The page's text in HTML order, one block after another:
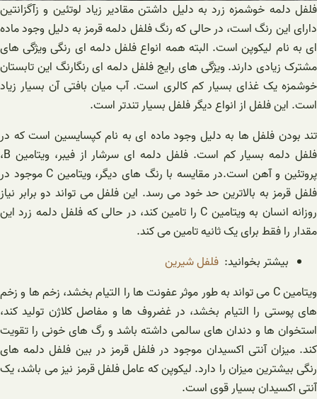
فلفل دلمه خوشمزه زرد به دلیل داشتن مقادیر زیاد لوتئین و زآگزانتین
دارای این رنگ است، در حالی که رنگ فلفل دلمه قرمز به دلیل وجود ماده
ای به نام لیکوپن است. البته همه انواع فلفل دلمه ای رنگی ویژگی های
مشترک زیادی دارند. ویژگی های رایج فلفل دلمه ای رنگارنگ این تابستان
خوشمزه یک غذای بسیار کم کالری است. آب میان بافتی آن بسیار زیاد
است. این فلفل از انواع دیگر فلفل بسیار تندتر است.
تند بودن فلفل ها به دلیل وجود ماده ای به نام کپسایسین است که در
فلفل دلمه بسیار کم است. فلفل دلمه ای سرشار از فیبر، ویتامین B،
پروتئین و آهن است.در مقایسه با رنگ های دیگر، ویتامین C موجود در
فلفل قرمز به بالاترین حد خود می رسد. این فلفل می تواند دو برابر نیاز
روزانه انسان به ویتامین C را تامین کند، در حالی که فلفل دلمه زرد این
مقدار را فقط برای یک ثانیه تامین می کند.
بیشتر بخوانید: فلفل شیرین
ویتامین C می تواند به طور موثر عفونت ها را التیام بخشد، زخم ها و زخم
های پوستی را التیام بخشد، در غضروف ها و مفاصل کلاژن تولید کند،
استخوان ها و دندان های سالمی داشته باشد و رگ های خونی را تقویت
کند. میزان آنتی اکسیدان موجود در فلفل قرمز در بین فلفل دلمه های
رنگی بیشترین میزان را دارد. لیکوپن که عامل فلفل قرمز نیز می باشد، یک
آنتی اکسیدان بسیار قوی است.